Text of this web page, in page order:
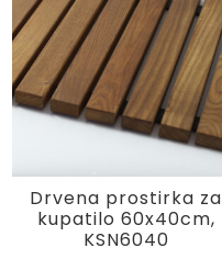
Drvena prostirka za
kupatilo 60x40cm,
KSN6040